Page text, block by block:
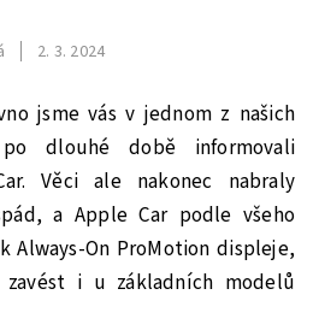
2. 3. 2024
jsme vás v jednom z našich
dlouhé době informovali
Věci ale nakonec nabraly
a Apple Car podle všeho
Always-On ProMotion displeje,
i u základních modelů